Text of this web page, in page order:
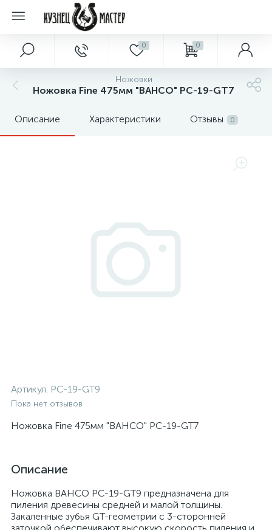
0 0
Ножовки
Ножовка Fine 475мм "BAHCO" PC-19-GT7
Описание Характеристики Отзывы 0
Артикул: PC-19-GT9
Пока нет отзывов
Ножовка Fine 475мм "BAHCO" PC-19-GT7
Описание
Ножовка BAHCO PC-19-GT9 предназначена для
пиления древесины средней и малой толщины.
Закаленные зубья GT-геометрии с 3-сторонней